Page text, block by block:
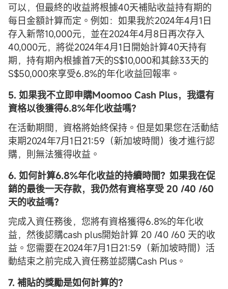
可以，但最終的收益將根據40天補貼收益持有期的
每日金額計算而定。例如：如果我於2024年4月1日
存入新幣10,000元，並在2024年4月8日再次存入
40,000元，將從2024年4月1日開始計算40天持有
期，持有期內根據首7天的S$10,000和其餘33天的
S$50,000來享受6.8%的年化收益回報率。
5. 如果我不立即申購Moomoo Cash Plus，我還有
資格以後獲得6.8%年化收益嗎？
在活動期間，資格將始終保持。但是如果您在活動結
束期2024年7月1日21:59（新加坡時間）後才進行認
購，則無法獲得收益。
6. 如何計算6.8%年化收益的持續時間？如果我在促
銷的最後一天存款，我仍然有資格享受 20 /40 /60
天的收益嗎？
完成入資任務後，您將有資格獲得6.8%的年化收
益，然後認購cash plus開始計算 20 /40 /60 天的收
益。您需要在2024年7月1日21:59（新加坡時間）活
動結束之前完成入資任務並認購Cash Plus。
7. 補貼的獎勵是如何計算的？